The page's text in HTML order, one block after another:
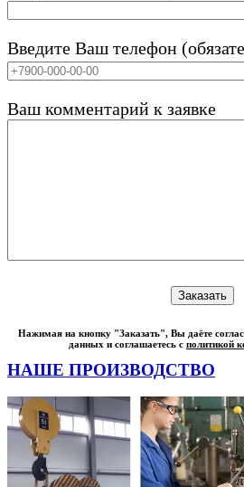
Введите Ваш телефон
Ваш комментарий к заявке
Нажимая на кнопку "Заказать", Вы даёте
данных и соглашаетесь с политикой
НАШЕ ПРОИЗВОДСТВО